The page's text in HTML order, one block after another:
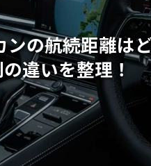
ンの航続距離は
違いを整理！